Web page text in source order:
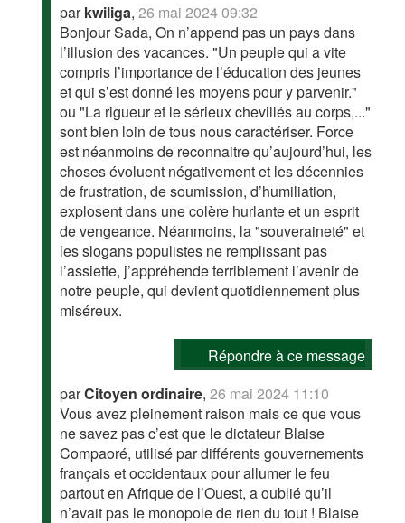
parkwiliga,26 mai 2024 09:32
Bonjour Sada, On n’append pas un pays dans
l’illusion des vacances. "Un peuple qui a vite
compris l’importance de l’éducation des jeunes
et qui s’est donné les moyens pour y parvenir."
ou "La rigueur et le sérieux chevillés au corps,..."
sont bien loin de tous nous caractériser. Force
est néanmoins de reconnaitre qu’aujourd’hui, les
choses évoluent négativement et les décennies
de frustration, de soumission, d’humiliation,
explosent dans une colère hurlante et un esprit
de vengeance. Néanmoins, la "souveraineté" et
les slogans populistes ne remplissant pas
l’assiette, j’appréhende terriblement l’avenir de
notre peuple, qui devient quotidiennement plus
miséreux.
Répondre à ce message
parCitoyen ordinaire,26 mai 2024 11:10
Vous avez pleinement raison mais ce que vous
ne savez pas c’est que le dictateur Blaise
Compaoré, utilisé par différents gouvernements
français et occidentaux pour allumer le feu
partout en Afrique de l’Ouest, a oublié qu’il
n’avait pas le monopole de rien du tout ! Blaise